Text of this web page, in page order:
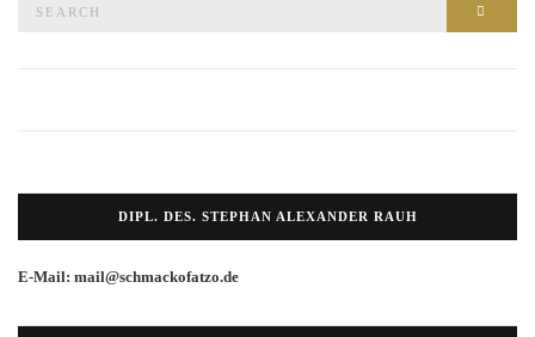
DIPL. DES. STEPHAN ALEXANDER RAUH
E-Mail: mail@schmackofatzo.de